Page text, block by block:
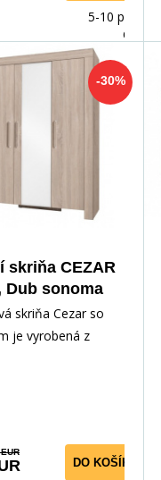
5-10 prac.
dnů
-30%
skriňa CEZAR
Dub sonoma
skriňa Cezar so
je vyrobená z
DO KOŠÍKA